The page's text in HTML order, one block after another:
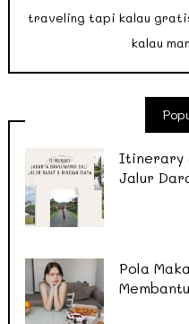
traveling tapi kalau
kalau
Itinerary
Jalur
Pola